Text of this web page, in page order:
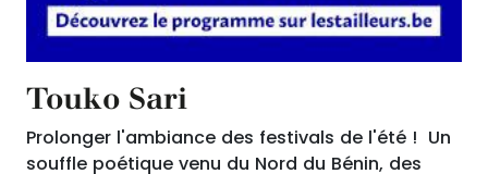
Touko Sari
Prolonger l'ambiance des festivals de l'été ! Un
souffle poétique venu du Nord du Bénin, des